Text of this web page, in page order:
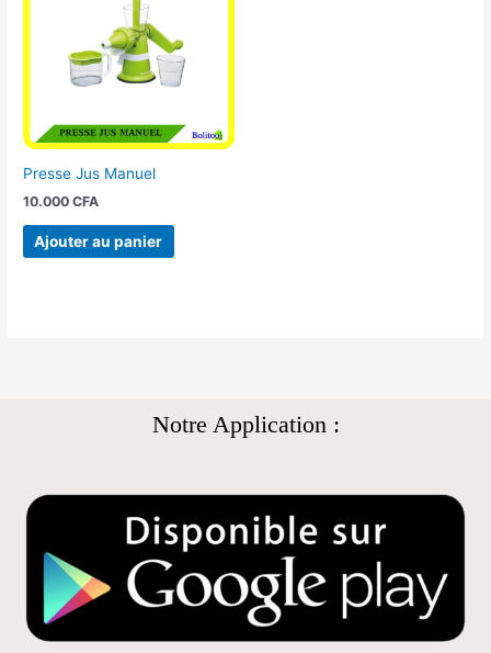
Presse Jus Manuel
10.000CFA
Ajouter au panier
Notre Application :